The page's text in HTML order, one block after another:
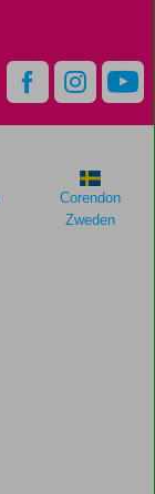
Corendon
Zweden